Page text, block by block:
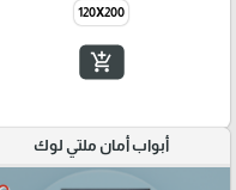
120X200
add_shopping_cart
أبواب أمان ملتي لوك